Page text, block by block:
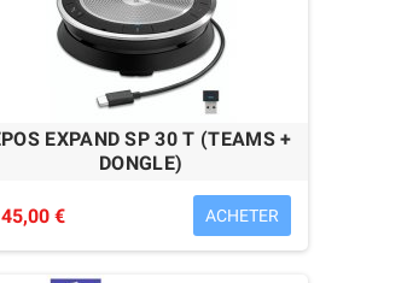
USB Sennheiser SC60 USB
EXPAND SP 30 T (TEAMS +
DONGLE)
€ ACHETER